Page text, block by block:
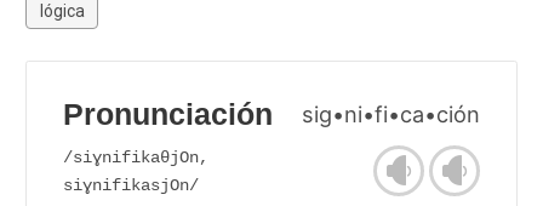
lógica
Pronunciación sig•ni•fi•ca•ción
/siɣnifikaθjOn,
siɣnifikasjOn/